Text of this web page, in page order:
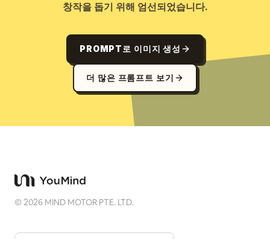
창작을 돕기 위해 엄선되었습니다.
PROMPT로 이미지 생성
더 많은 프롬프트 보기
©2026 MIND MOTOR PTE. LTD.